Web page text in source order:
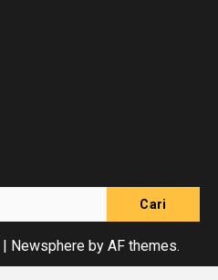
Newsphereby AF themes.